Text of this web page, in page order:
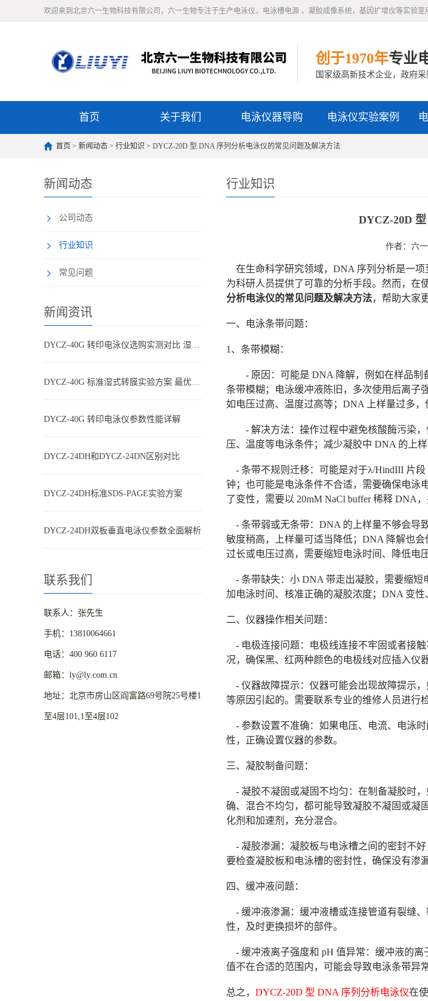
欢迎来到北京六一生物科技有限公司，六一生物专注于生产电泳仪，电泳槽电源 ，凝胶成像系统，基因扩增仪等实验
创于1970年专业
国家级高新技术企业，政府
首页 关于我们 电泳仪器导购 电泳仪实验案例
首页 > 新闻动态 > 行业知识 > DYCZ-20D 型 DNA 序列分析电泳仪的常见问题及解决方法
新闻动态
公司动态
行业知识
常见问题
新闻资讯
DYCZ-40G 转印电泳仪选购实测对比 湿转设备怎么选不踩坑
DYCZ-40G 标准湿式转膜实验方案 最优参数搭配
DYCZ-40G 转印电泳仪参数性能详解
DYCZ-24DH和DYCZ-24DN区别对比
DYCZ-24DH标准SDS-PAGE实验方案
DYCZ-24DH双板垂直电泳仪参数全面解析
联系我们
联系人：张先生
手机：13810064661
电话：400 960 6117
邮箱：ly@ly.com.cn
地址：北京市房山区阎富路69号院25号楼1
至4层101,1至4层102
行业知识
DYCZ-20D
作者：六
在生命科学研究领域，DNA 序列分析是一项
为科研人员提供了可靠的分析手段。然而，在
分析电泳仪的常见问题及解决方法，帮助大家
一、电泳条带问题：
1、条带模糊：
- 原因：可能是 DNA 降解，例如在样品制
条带模糊；电泳缓冲液陈旧，多次使用后离子
如电压过高、温度过高等；DNA 上样量过多
- 解决方法：操作过程中避免核酸酶污染，
压、温度等电泳条件；减少凝胶中 DNA 的上
- 条带不规则迁移：可能是对于λ/HindIII 片
钟；也可能是电泳条件不合适，需要确保电泳
了变性，需要以 20mM NaCl buffer 稀释 DNA
- 条带弱或无条带：DNA 的上样量不够会导
敏度稍高，上样量可适当降低；DNA 降解也
过长或电压过高，需要缩短电泳时间、降低电
- 条带缺失：小 DNA 带走出凝胶，需要缩短
加电泳时间、核准正确的凝胶浓度；DNA 变
二、仪器操作相关问题：
- 电极连接问题：电极线连接不牢固或者接
况，确保黑、红两种颜色的电极线对应插入仪
- 仪器故障提示：仪器可能会出现故障提示
等原因引起的。需要联系专业的维修人员进行检
- 参数设置不准确：如果电压、电流、电泳
性，正确设置仪器的参数。
三、凝胶制备问题：
- 凝胶不凝固或凝固不均匀：在制备凝胶时
确、混合不均匀，都可能导致凝胶不凝固或凝
化剂和加速剂，充分混合。
- 凝胶渗漏：凝胶板与电泳槽之间的密封不
要检查凝胶板和电泳槽的密封性，确保没有渗
四、缓冲液问题：
- 缓冲液渗漏：缓冲液槽或连接管道有裂缝
性，及时更换损坏的部件。
- 缓冲液离子强度和 pH 值异常：缓冲液的离
值不在合适的范围内，可能会导致电泳条带异
总之， DYCZ-20D 型 DNA 序列分析电泳仪在